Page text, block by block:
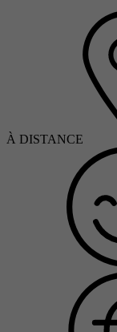
À DISTANCE